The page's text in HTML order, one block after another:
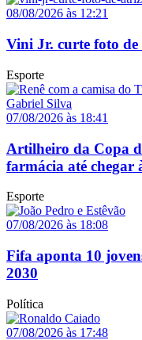
08/08/2026 às 12:21
Vini Jr. curte foto de
Esporte
07/08/2026 às 18:41
Artilheiro da Copa
farmácia até chegar
Esporte
07/08/2026 às 18:08
Fifa aponta 10
2030
Política
07/08/2026 às 17:48